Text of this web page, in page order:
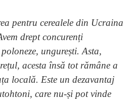
pentru cerealele din Ucraina
drept concurenți
ungurești. Asta,
acesta însă tot rămâne a
locală. Este un dezavantaj
care nu-și pot vinde